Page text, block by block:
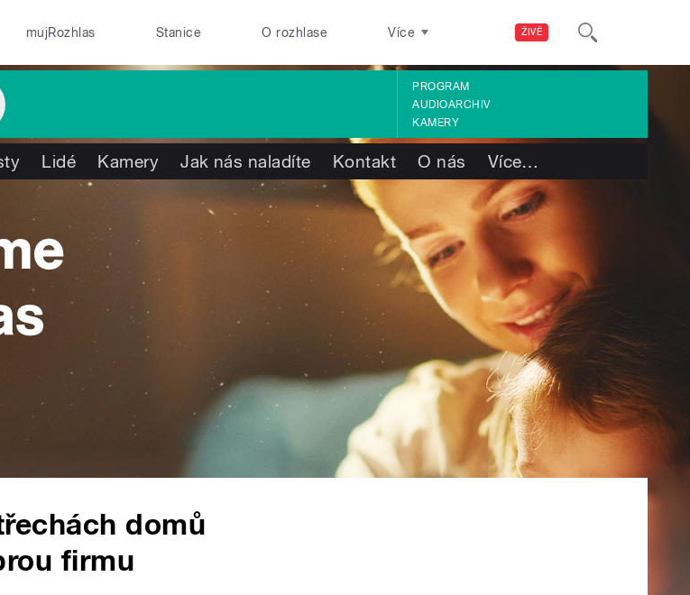
ŽIVĚ
mujRozhlas Stanice O rozhlase Více
PROGRAM
AUDIOARCHIV
KAMERY
Lidé Kamery Jak nás naladíte Kontakt O nás Více…
domů
firmu